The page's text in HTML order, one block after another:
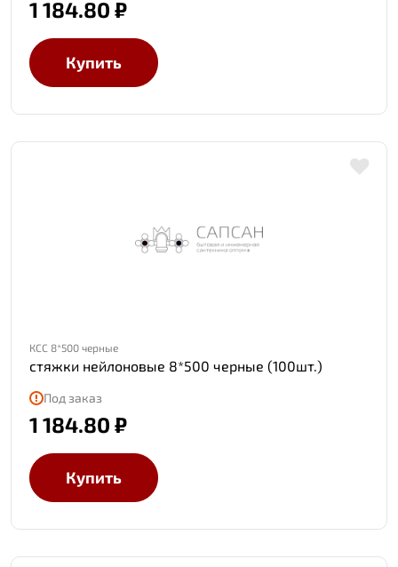
1 184.80 ₽
Купить
КСС 8*500 черные
стяжки нейлоновые 8*500 черные (100шт.)
Под заказ
1 184.80 ₽
Купить